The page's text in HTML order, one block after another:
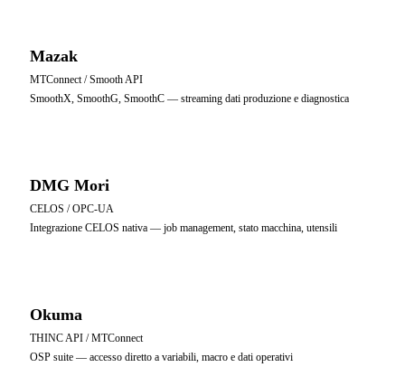
Mazak
MTConnect / Smooth API
SmoothX, SmoothG, SmoothC — streaming dati produzione e diagnostica
DMG Mori
CELOS / OPC-UA
Integrazione CELOS nativa — job management, stato macchina, utensili
Okuma
THINC API / MTConnect
OSP suite — accesso diretto a variabili, macro e dati operativi